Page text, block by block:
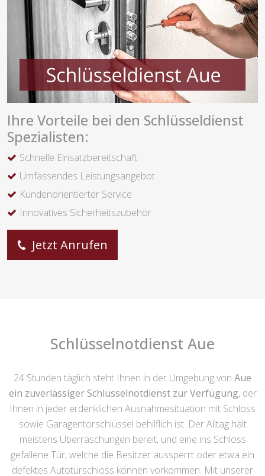
Ihre Vorteile bei den Schlüsseldienst
Spezialisten:
Schnelle Einsatzbereitschaft
Umfassendes Leistungsangebot
Kundenorientierter Service
Innovatives Sicherheitszubehör
Jetzt Anrufen
Schlüsselnotdienst Aue
24 Stunden täglich steht Ihnen in der Umgebung von Aue
ein zuverlässiger Schlüsselnotdienst zur Verfügung, der
Ihnen in jeder erdenklichen Ausnahmesituation mit Schloss
sowie Garagentorschlüssel behilflich ist. Der Alltag hält
meistens Überraschungen bereit, und eine ins Schloss
gefallene Tür, welche die Besitzer aussperrt oder etwa ein
defektes Autotürschloss können vorkommen. Mit unserer